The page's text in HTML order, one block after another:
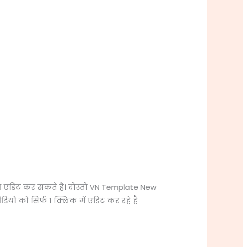
कर सकते है। दोस्तो VN Template New
को सिर्फ 1 क्लिक में एडिट कर रहे है